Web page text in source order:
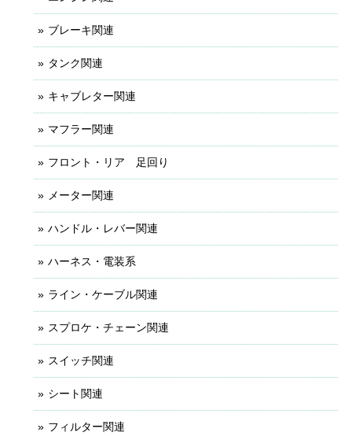
ブレーキ関連
タンク関連
キャブレター関連
マフラー関連
フロント・リア 足回り
メーター関連
ハンドル・レバー関連
ハーネス・電装系
ライン・ケーブル関連
スプロケ・チェーン関連
スイッチ関連
シート関連
フィルター関連